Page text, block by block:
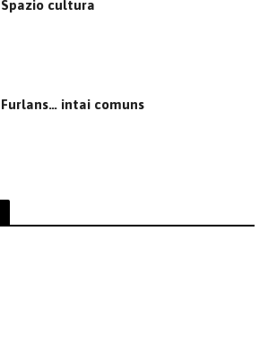
Spazio cultura
Furlans… intai comuns